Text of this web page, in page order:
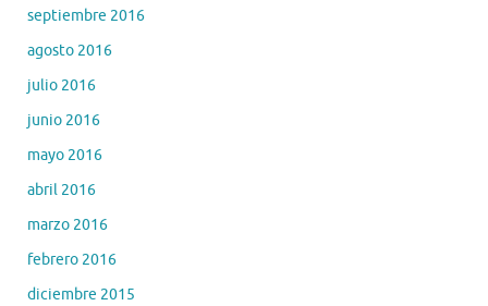
septiembre 2016
agosto 2016
julio 2016
junio 2016
mayo 2016
abril 2016
marzo 2016
febrero 2016
diciembre 2015